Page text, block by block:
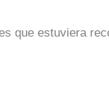
que estuviera